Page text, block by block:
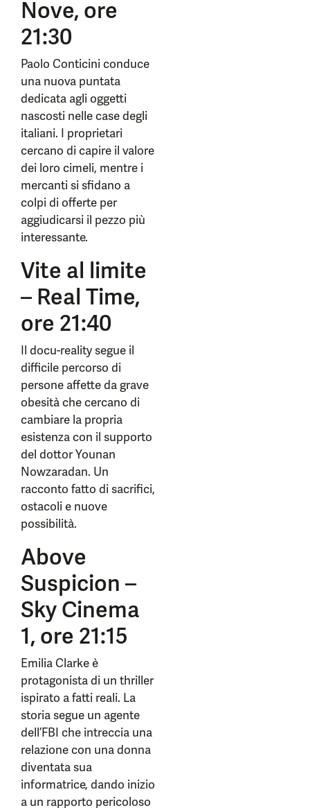
Nove, ore
21:30
Paolo Conticini conduce
una nuova puntata
dedicata agli oggetti
nascosti nelle case degli
italiani. I proprietari
cercano di capire il valore
dei loro cimeli, mentre i
mercanti si sfidano a
colpi di offerte per
aggiudicarsi il pezzo più
interessante.
Vite al limite
– Real Time,
ore 21:40
Il docu-reality segue il
difficile percorso di
persone affette da grave
obesità che cercano di
cambiare la propria
esistenza con il supporto
del dottor Younan
Nowzaradan. Un
racconto fatto di sacrifici,
ostacoli e nuove
possibilità.
Above
Suspicion –
Sky Cinema
1, ore 21:15
Emilia Clarke è
protagonista di un thriller
ispirato a fatti reali. La
storia segue un agente
dell’FBI che intreccia una
relazione con una donna
diventata sua
informatrice, dando inizio
a un rapporto pericoloso